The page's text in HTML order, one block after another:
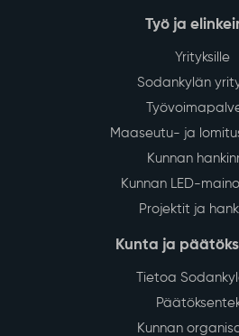
Työ ja
Yrityksille
Sodankylän
Maaseutu- ja
Kunnan
Kunnan LED-
Projektit ja
Kunta ja
Tietoa
Kunnan